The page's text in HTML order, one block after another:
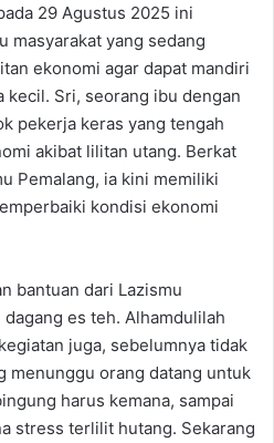
29 Agustus 2025 ini
masyarakat yang sedang
ekonomi agar dapat mandiri
kecil. Sri, seorang ibu dengan
pekerja keras yang tengah
akibat lilitan utang. Berkat
Pemalang, ia kini memiliki
kondisi ekonomi
bantuan dari Lazismu
es teh. Alhamdulilah
juga, sebelumnya tidak
menunggu orang datang untuk
harus kemana, sampai
stress terlilit hutang. Sekarang